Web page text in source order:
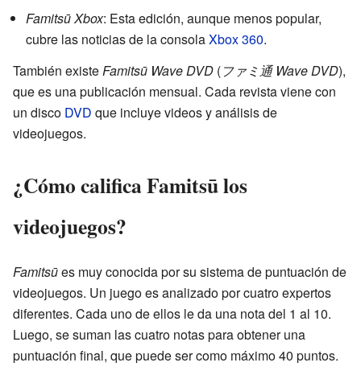
Famitsū Xbox: Esta edición, aunque menos popular,
cubre las noticias de la consolaXbox 360.
También existeFamitsū Wave DVD (ファミ通 Wave DVD),
que es una publicación mensual. Cada revista viene con
un disco DVD que incluye videos y análisis de
videojuegos.
¿Cómo califica Famitsū los
videojuegos?
Famitsūes muy conocida por su sistema de puntuación de
videojuegos. Un juego es analizado por cuatro expertos
diferentes. Cada uno de ellos le da una nota del 1 al 10.
Luego, se suman las cuatro notas para obtener una
puntuación final, que puede ser como máximo 40 puntos.